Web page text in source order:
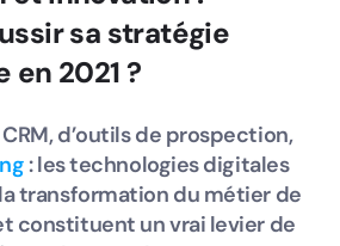
sa stratégie
2021 ?
d’outils de prospection,
: les technologies digitales
transformation du métier de
constituent un vrai levier de